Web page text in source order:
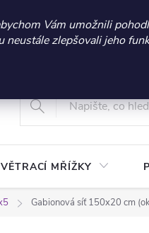
sleva 300 Kč při nákupu
Vám umožnili
neustále zlepšovali jeho
Vrácení a reklamace zboží
VĚTRACÍ MŘÍŽKY
Gabionová síť 150x20 cm